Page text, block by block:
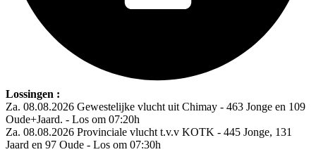
Lossingen :
Za. 08.08.2026 Gewestelijke vlucht uit Chimay - 463 Jonge en 109
Oude+Jaard. - Los om 07:20h
Za. 08.08.2026 Provinciale vlucht t.v.v KOTK - 445 Jonge, 131
Jaard en 97 Oude - Los om 07:30h